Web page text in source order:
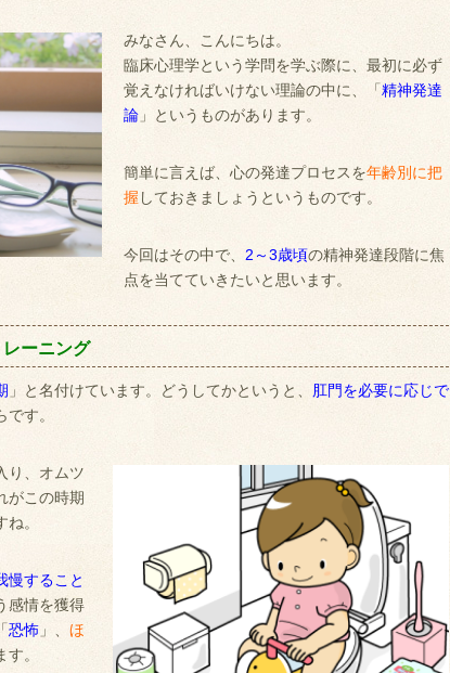
みなさん、こんにちは。
臨床心理学という学問を学ぶ際に、最初に必ず
覚えなければいけない理論の中に、「精神発達
論 」というものがあります。
簡単に言えば、心の発達プロセスを年齢別に把
握 しておきましょうというものです。
今回はその中で、 2～3歳頃の精神発達段階に焦
点を当てていきたいと思います。
ーニング
」と名付けています。どうしてかというと、 肛門を必要に応じで
です。
り、オムツ
がこの時期
。
慢すること
感情を獲得
恐怖 」、 ほ
す。